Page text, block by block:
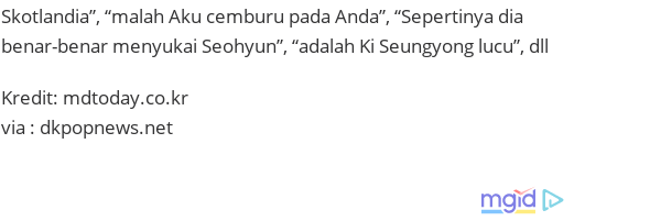
Skotlandia”, “malah Aku cemburu pada Anda”, “Sepertinya dia
benar-benar menyukai Seohyun”, “adalah Ki Seungyong lucu”, dll
Kredit: mdtoday.co.kr
via : dkpopnews.net